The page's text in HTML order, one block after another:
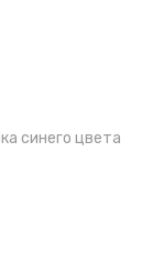
синего цвета